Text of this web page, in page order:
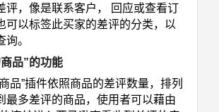
评，像是联系客户， 回应或查看订
可以标签此买家的差评的分类，以
。
品”的功能
品”插件依照商品的差评数量，排列
最多差评的商品，使用者可以藉由